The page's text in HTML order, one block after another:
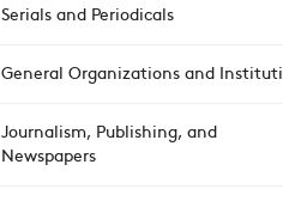
Serials and Periodicals
General Organizations and
Journalism, Publishing, and
Newspapers